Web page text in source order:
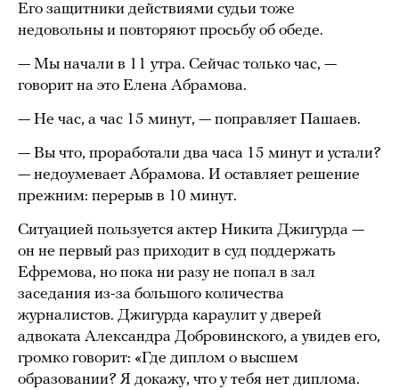
Его защитники действиями судьи тоже
недовольны и повторяют просьбу об обеде.
— Мы начали в 11 утра. Сейчас только час, —
говорит на это Елена Абрамова.
— Не час, а час 15 минут, — поправляет Пашаев.
— Вы что, проработали два часа 15 минут и устали?
— недоумевает Абрамова. И оставляет решение
прежним: перерыв в 10 минут.
Ситуацией пользуется актер Никита Джигурда —
он не первый раз приходит в суд поддержать
Ефремова, но пока ни разу не попал в зал
заседания из-за большого количества
журналистов. Джигурда караулит у дверей
адвоката Александра Добровинского, а увидев его,
громко говорит: «Где диплом о высшем
образовании? Я докажу, что у тебя нет диплома.